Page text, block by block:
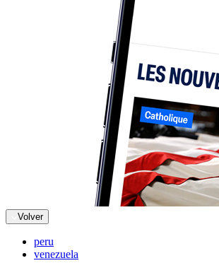
Volver
peru
venezuela